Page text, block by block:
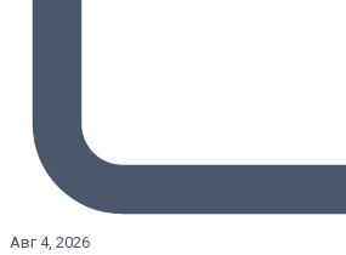
Авг 4, 2026